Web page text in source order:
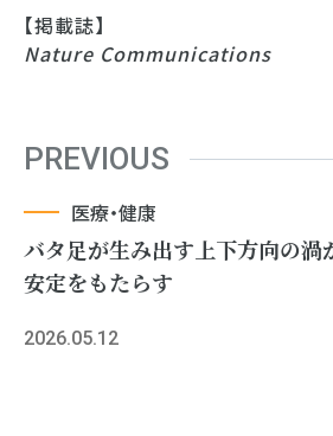
【掲載誌】
Nature Communications
PREVIOUS
医療・健康
バタ足が生み出す上下方向の渦
安定をもたらす
2026.05.12